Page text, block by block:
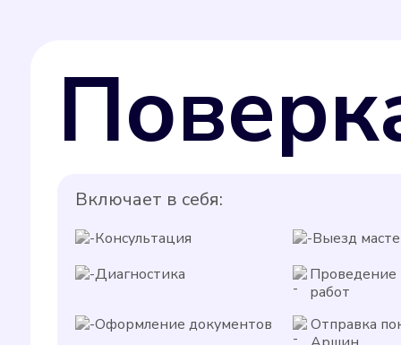
Включает в себя:
Консультация
Выезд
Диагностика
Проведение
работ
Оформление документов
Отправка